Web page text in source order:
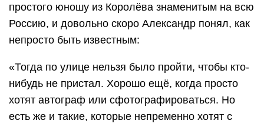
простого юношу из Королёва знаменитым на всю
Россию, и довольно скоро Александр понял, как
непросто быть известным:
«Тогда по улице нельзя было пройти, чтобы кто-
нибудь не пристал. Хорошо ещё, когда просто
хотят автограф или сфотографироваться. Но
есть же и такие, которые непременно хотят с